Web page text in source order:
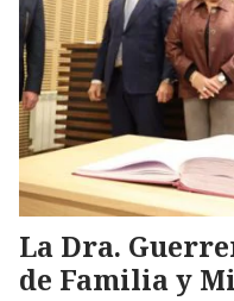
La Dra.
de Familia y